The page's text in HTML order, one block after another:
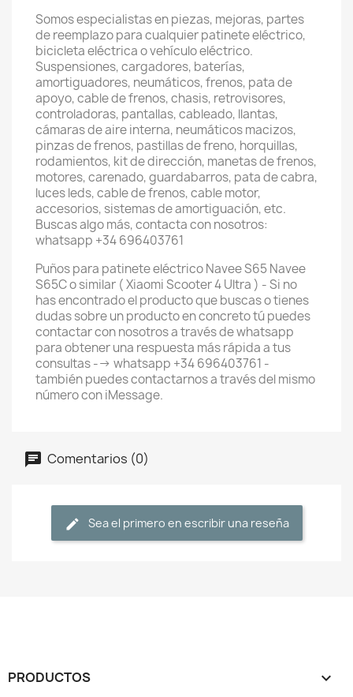
Somos especialistas en piezas, mejoras, partes
de reemplazo para cualquier patinete eléctrico,
bicicleta eléctrica o vehículo eléctrico.
Suspensiones, cargadores, baterías,
amortiguadores, neumáticos, frenos, pata de
apoyo, cable de frenos, chasis, retrovisores,
controladoras, pantallas, cableado, llantas,
cámaras de aire interna, neumáticos macizos,
pinzas de frenos, pastillas de freno, horquillas,
rodamientos, kit de dirección, manetas de frenos,
motores, carenado, guardabarros, pata de cabra,
luces leds, cable de frenos, cable motor,
accesorios, sistemas de amortiguación, etc.
Buscas algo más, contacta con nosotros:
whatsapp +34 696403761
Puños para patinete eléctrico Navee S65 Navee
S65C o similar ( Xiaomi Scooter 4 Ultra ) - Si no
has encontrado el producto que buscas o tienes
dudas sobre un producto en concreto tú puedes
contactar con nosotros a través de whatsapp
para obtener una respuesta más rápida a tus
consultas --> whatsapp +34 696403761 -
también puedes contactarnos a través del mismo
número con iMessage.
Comentarios (0)
Sea el primero en escribir una reseña
PRODUCTOS 